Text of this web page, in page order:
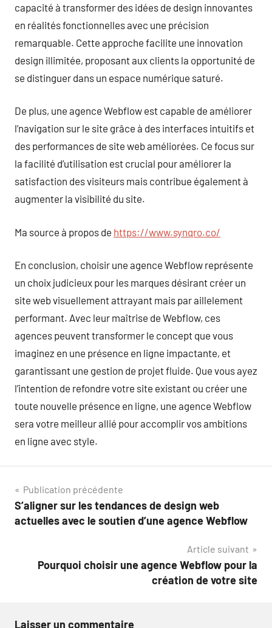
capacité à transformer des idées de design innovantes
en réalités fonctionnelles avec une précision
remarquable. Cette approche facilite une innovation
design illimitée, proposant aux clients la opportunité de
se distinguer dans un espace numérique saturé.
De plus, une agence Webflow est capable de améliorer
l’navigation sur le site grâce à des interfaces intuitifs et
des performances de site web améliorées. Ce focus sur
la facilité d’utilisation est crucial pour améliorer la
satisfaction des visiteurs mais contribue également à
augmenter la visibilité du site.
Ma source à propos de https://www.synqro.co/
En conclusion, choisir une agence Webflow représente
un choix judicieux pour les marques désirant créer un
site web visuellement attrayant mais par aillelement
performant. Avec leur maîtrise de Webflow, ces
agences peuvent transformer le concept que vous
imaginez en une présence en ligne impactante, et
garantissant une gestion de projet fluide. Que vous ayez
l’intention de refondre votre site existant ou créer une
toute nouvelle présence en ligne, une agence Webflow
sera votre meilleur allié pour accomplir vos ambitions
en ligne avec style.
Navigation
de
Publication précédente
S’aligner sur les tendances de design web
actuelles avec le soutien d’une agence Webflow
Article suivant
Pourquoi choisir une agence Webflow pour la
création de votre site
Laisser un commentaire